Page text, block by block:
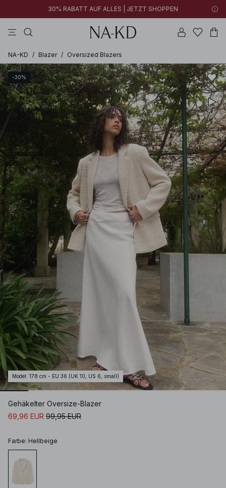
30% RABATT AUF ALLES | JETZT SHOPPEN
NA-KD / Blazer / Oversized Blazers
-30%
Model : 178 cm - EU 36 (UK 10, US 6, small)
Gehäkelter Oversize-Blazer
69,96 EUR 99,95 EUR
Farbe: Hellbeige